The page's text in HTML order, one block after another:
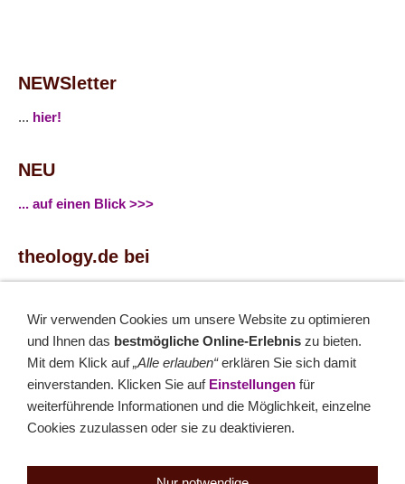
NEWSletter
... hier!
NEU
... auf einen Blick >>>
theology.de bei
...Twitter
Monatsrätsel
Rätseln & Gewinnen!
Wir verwenden Cookies um unsere Website zu optimieren
und Ihnen das bestmögliche Online-Erlebnis zu bieten.
Mit dem Klick auf„Alle erlauben“erklären Sie sich damit
einverstanden. Klicken Sie auf Einstellungen für
weiterführende Informationen und die Möglichkeit, einzelne
Cookies zuzulassen oder sie zu deaktivieren.